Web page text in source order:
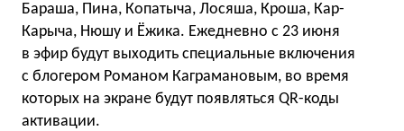
Бараша, Пина, Копатыча, Лосяша, Кроша, Кар-
Карыча, Нюшу и Ёжика. Ежедневно с 23 июня
в эфир будут выходить специальные включения
с блогером Романом Каграмановым, во время
которых на экране будут появляться QR-коды
активации.